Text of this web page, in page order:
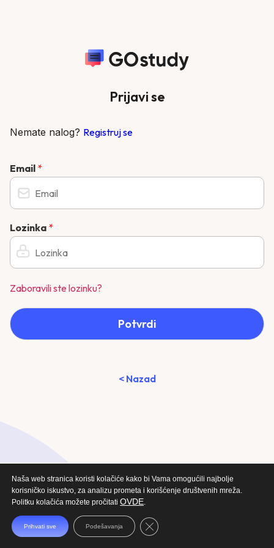
Prijavi se
Nemate nalog? Registruj se
Email *
Lozinka *
Zaboravili ste lozinku?
Potvrdi
< Nazad
Naša web stranica koristi kolačiće kako bi Vama omogućili najbolje
korisničko iskustvo, za analizu prometa i korišćenje društvenih mreža.
Politku kolačića možete pročitati OVDE.
Prihvati sve Podešavanja Close GDPR Cookie Banner